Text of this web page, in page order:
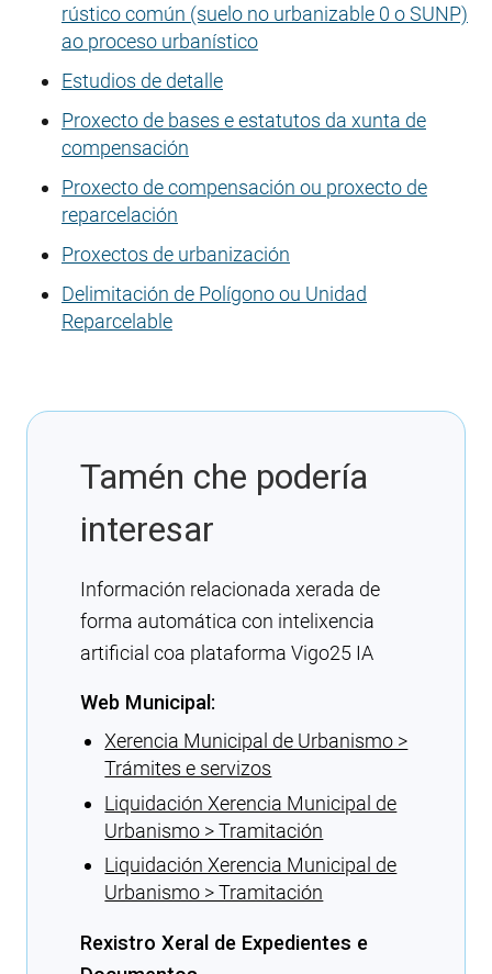
rústico común (suelo no urbanizable 0 o SUNP)
ao proceso urbanístico
Estudios de detalle
Proxecto de bases e estatutos da xunta de
compensación
Proxecto de compensación ou proxecto de
reparcelación
Proxectos de urbanización
Delimitación de Polígono ou Unidad
Reparcelable
Tamén che podería
interesar
Información relacionada xerada de
forma automática con intelixencia
artificial coa plataforma Vigo25 IA
Web Municipal:
Xerencia Municipal de Urbanismo >
Trámites e servizos
Liquidación Xerencia Municipal de
Urbanismo > Tramitación
Liquidación Xerencia Municipal de
Urbanismo > Tramitación
Rexistro Xeral de Expedientes e